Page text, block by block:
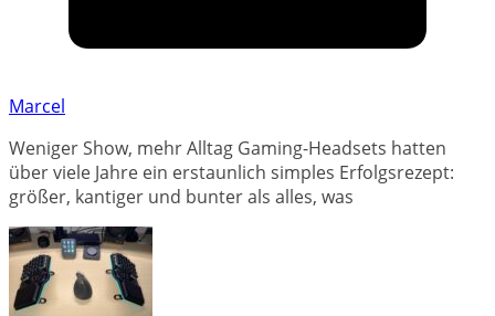
Marcel
Weniger Show, mehr Alltag Gaming-Headsets hatten
über viele Jahre ein erstaunlich simples Erfolgsrezept:
größer, kantiger und bunter als alles, was